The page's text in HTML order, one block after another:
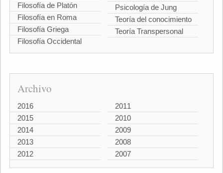
Filosofía de Platón
Filosofía en Roma
Filosofía Griega
Filosofía Occidental
Psicología de Jung
Teoría del conocimiento
Teoría Transpersonal
Archivo
2016
2015
2014
2013
2012
2011
2010
2009
2008
2007